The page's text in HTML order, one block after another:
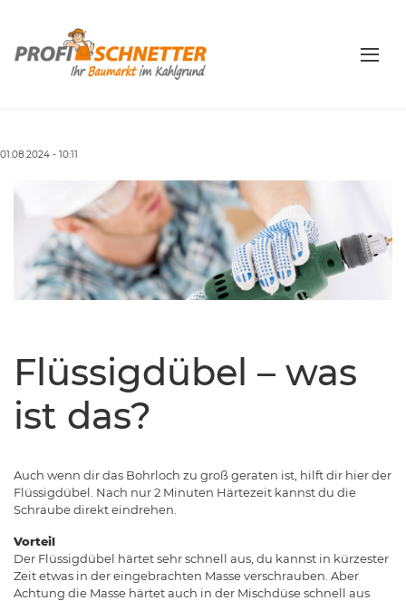
01.08.2024 - 10:11
Flüssigdübel – was
ist das?
Auch wenn dir das Bohrloch zu groß geraten ist, hilft dir hier der
Flüssigdübel. Nach nur 2 Minuten Härtezeit kannst du die
Schraube direkt eindrehen.
Vorteil
Der Flüssigdübel härtet sehr schnell aus, du kannst in kürzester
Zeit etwas in der eingebrachten Masse verschrauben. Aber
Achtung die Masse härtet auch in der Mischdüse schnell aus